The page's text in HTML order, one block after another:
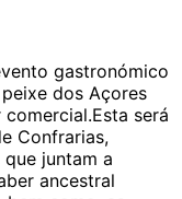
gastronómico
dos Açores
será
Confrarias,
juntam a
ancestral